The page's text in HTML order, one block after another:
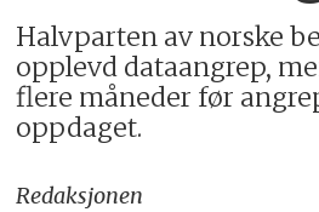
Halvparten av norske
opplevd dataangrep,
flere måneder før
oppdaget.
Redaksjonen